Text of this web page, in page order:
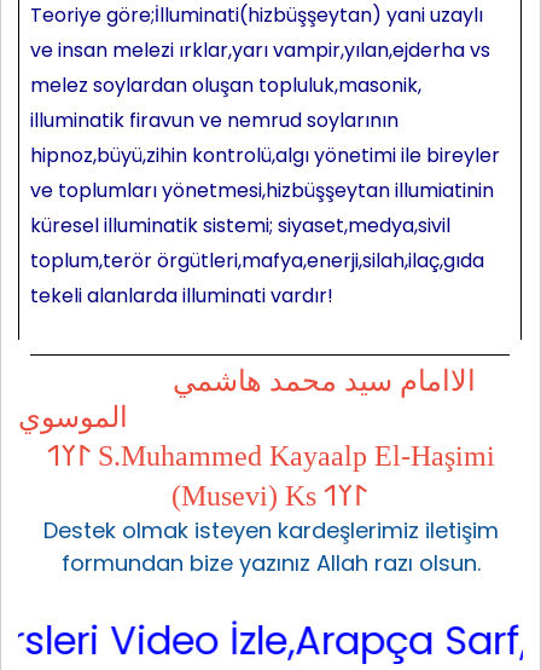
Teoriye göre;İlluminati(hizbüşşeytan) yani uzaylı
ve insan melezi ırklar,yarı vampir,yılan,ejderha vs
melez soylardan oluşan topluluk,masonik,
illuminatik firavun ve nemrud soylarının
hipnoz,büyü,zihin kontrolü,algı yönetimi ile bireyler
ve toplumları yönetmesi,hizbüşşeytan illumiatinin
küresel illuminatik sistemi; siyaset,medya,sivil
toplum,terör örgütleri,mafya,enerji,silah,ilaç,gıda
tekeli alanlarda illuminati vardır!
الاامام سيد محمد هاشمي
الموسوي
𐰃𐰠𐰯 S.Muhammed Kayaalp El-Haşimi
(Musevi) Ks 𐰃𐰠𐰯
Destek olmak isteyen kardeşlerimiz iletişim
formundan bize yazınız Allah razı olsun.
İzle,Arapça